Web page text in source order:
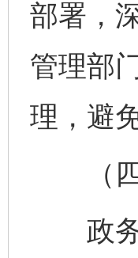
部署，
管理部
理，避
（四
政务